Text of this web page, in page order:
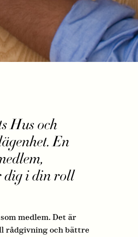
Hus och
En
dig i din roll
medlem. Det är
rådgivning och bättre